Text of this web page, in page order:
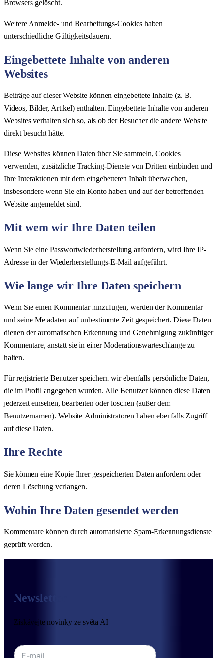
Browsers gelöscht.
Weitere Anmelde- und Bearbeitungs-Cookies haben
unterschiedliche Gültigkeitsdauern.
Eingebettete Inhalte von anderen
Websites
Beiträge auf dieser Website können eingebettete Inhalte (z. B.
Videos, Bilder, Artikel) enthalten. Eingebettete Inhalte von anderen
Websites verhalten sich so, als ob der Besucher die andere Website
direkt besucht hätte.
Diese Websites können Daten über Sie sammeln, Cookies
verwenden, zusätzliche Tracking-Dienste von Dritten einbinden und
Ihre Interaktionen mit dem eingebetteten Inhalt überwachen,
insbesondere wenn Sie ein Konto haben und auf der betreffenden
Website angemeldet sind.
Mit wem wir Ihre Daten teilen
Wenn Sie eine Passwortwiederherstellung anfordern, wird Ihre IP-
Adresse in der Wiederherstellungs-E-Mail aufgeführt.
Wie lange wir Ihre Daten speichern
Wenn Sie einen Kommentar hinzufügen, werden der Kommentar
und seine Metadaten auf unbestimmte Zeit gespeichert. Diese Daten
dienen der automatischen Erkennung und Genehmigung zukünftiger
Kommentare, anstatt sie in einer Moderationswarteschlange zu
halten.
Für registrierte Benutzer speichern wir ebenfalls persönliche Daten,
die im Profil angegeben wurden. Alle Benutzer können diese Daten
jederzeit einsehen, bearbeiten oder löschen (außer dem
Benutzernamen). Website-Administratoren haben ebenfalls Zugriff
auf diese Daten.
Ihre Rechte
Sie können eine Kopie Ihrer gespeicherten Daten anfordern oder
deren Löschung verlangen.
Wohin Ihre Daten gesendet werden
Kommentare können durch automatisierte Spam-Erkennungsdienste
geprüft werden.
Newsletter
Získávejte novinky ze světa AI